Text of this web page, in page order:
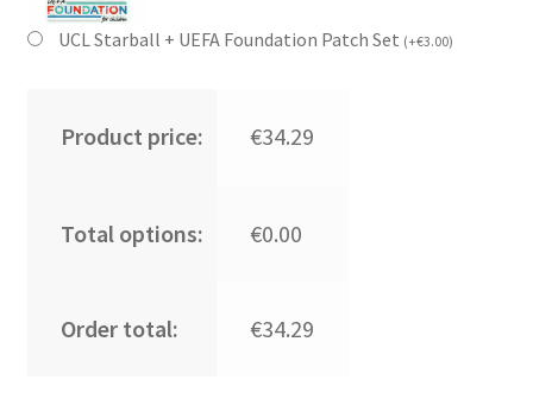
UCL Starball + UEFA Foundation Patch Set (+€3.00)
Product price: €34.29
Total options: €0.00
Order total: €34.29